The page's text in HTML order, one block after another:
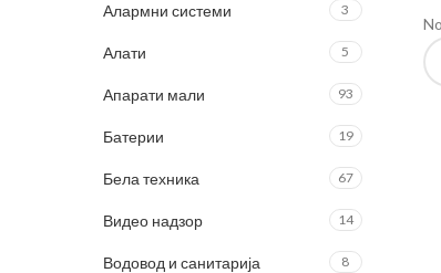
Алармни системи 3
Алати 5
Апарати мали 93
Батерии 19
Бела техника 67
Видео надзор 14
Водовод и санитарија 8